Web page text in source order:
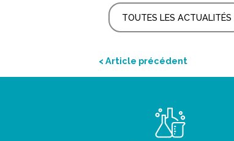
TOUTES LES ACTUALITÉS
< Article précédent